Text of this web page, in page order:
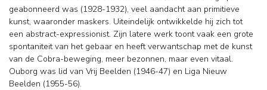
geabonneerd was (1928-1932), veel aandacht aan primitieve
kunst, waaronder maskers. Uiteindelijk ontwikkelde hij zich tot
een abstract-expressionist. Zijn latere werk toont vaak een grote
spontaniteit van het gebaar en heeft verwantschap met de kunst
van de Cobra-beweging, meer bezonnen, maar even vitaal.
Ouborg was lid van Vrij Beelden (1946-47) en Liga Nieuw
Beelden (1955-56).